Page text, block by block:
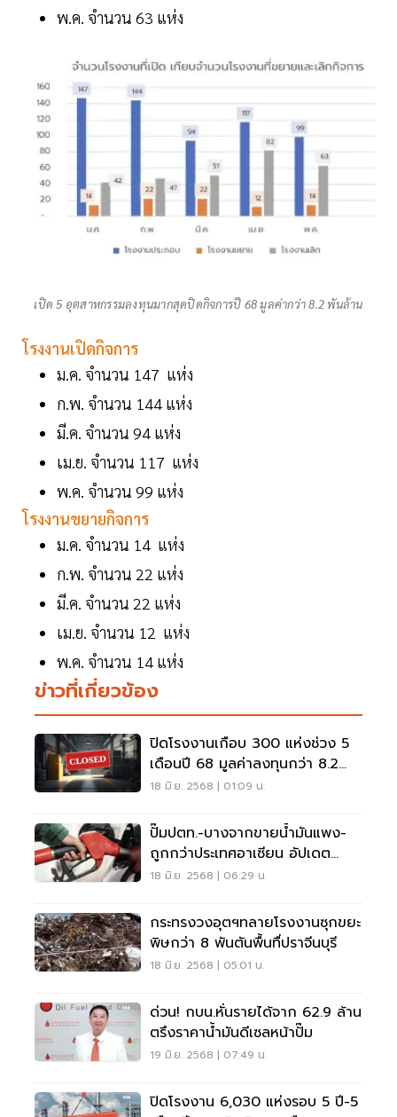
พ.ค. จำนวน 63 แห่ง
เปิด 5 อุตสาหกรรมลงทุนมากสุดปิดกิจการปี 68 มูลค่ากว่า 8.2 พันล้าน
โรงงานเปิดกิจการ
ม.ค. จำนวน 147 แห่ง
ก.พ. จำนวน 144 แห่ง
มี.ค. จำนวน 94 แห่ง
เม.ย. จำนวน 117 แห่ง
พ.ค. จำนวน 99 แห่ง
โรงงานขยายกิจการ
ม.ค. จำนวน 14 แห่ง
ก.พ. จำนวน 22 แห่ง
มี.ค. จำนวน 22 แห่ง
เม.ย. จำนวน 12 แห่ง
พ.ค. จำนวน 14 แห่ง
ข่าวที่เกี่ยวข้อง
ปิดโรงงานเกือบ 300 แห่งช่วง 5
เดือนปี 68 มูลค่าลงทุนกว่า 8.2
พันล้าน
18 มิ.ย. 2568 | 01:09 น.
ปั๊มปตท.-บางจากขายน้ำมันแพง-
ถูกกว่าประเทศอาเซียน อัปเดต
ล่าสุด
18 มิ.ย. 2568 | 06:29 น.
กระทรงวงอุตฯทลายโรงงานซุกขยะ
พิษกว่า 8 พันตันพื้นทื่ปราจีนบุรี
18 มิ.ย. 2568 | 05:01 น.
ด่วน! กบน.หั่นรายได้จาก 62.9 ล้าน
ตรึงราคาน้ำมันดีเซลหน้าปั๊ม
19 มิ.ย. 2568 | 07:49 น.
ปิดโรงงาน 6,030 แห่งรอบ 5 ปี-5